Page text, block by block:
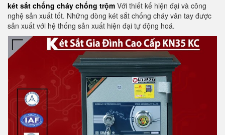
két sắt chống cháy chống trộm Với thiết kế hiện đại và công
nghệ sản xuất tốt. Những dòng két sắt chống cháy vân tay được
sản xuất với hệ thống sản xuất hiện đại tự động hoá.